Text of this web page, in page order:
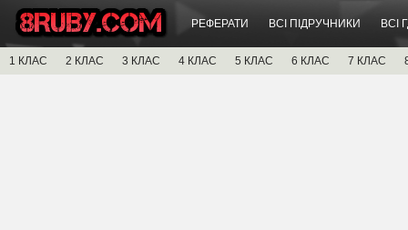
РЕФЕРАТИ ВСІ ПІДРУЧНИКИ ВСІ
1 КЛАС 2 КЛАС 3 КЛАС 4 КЛАС 5 КЛАС 6 КЛАС 7 КЛАС